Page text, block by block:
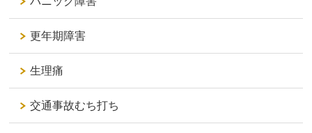
更年期障害
生理痛
交通事故むち打ち